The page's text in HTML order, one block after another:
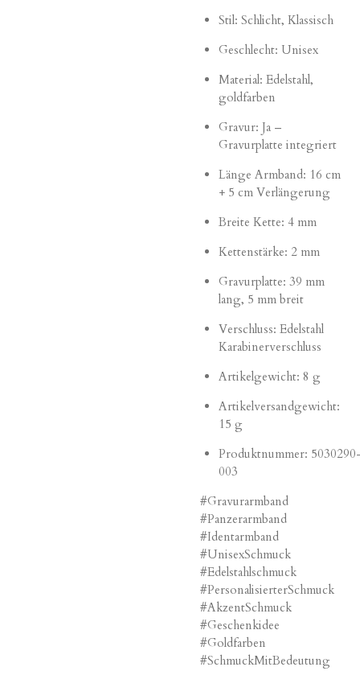
Stil: Schlicht, Klassisch
Geschlecht: Unisex
Material: Edelstahl,
goldfarben
Gravur: Ja –
Gravurplatte integriert
Länge Armband: 16 cm
+ 5 cm Verlängerung
Breite Kette: 4 mm
Kettenstärke: 2 mm
Gravurplatte: 39 mm
lang, 5 mm breit
Verschluss: Edelstahl
Karabinerverschluss
Artikelgewicht: 8 g
Artikelversandgewicht:
15 g
Produktnummer:
003
#Gravurarmband
#Panzerarmband
#Identarmband
#UnisexSchmuck
#Edelstahlschmuck
#PersonalisierterSchmuck
#AkzentSchmuck
#Geschenkidee
#Goldfarben
#SchmuckMitBedeutung